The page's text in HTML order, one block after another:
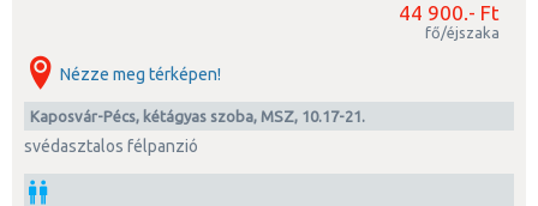
44 900.- Ft
fő/éjszaka
Nézze meg térképen!
Kaposvár-Pécs, kétágyas szoba, MSZ, 10.17-21.
svédasztalos félpanzió